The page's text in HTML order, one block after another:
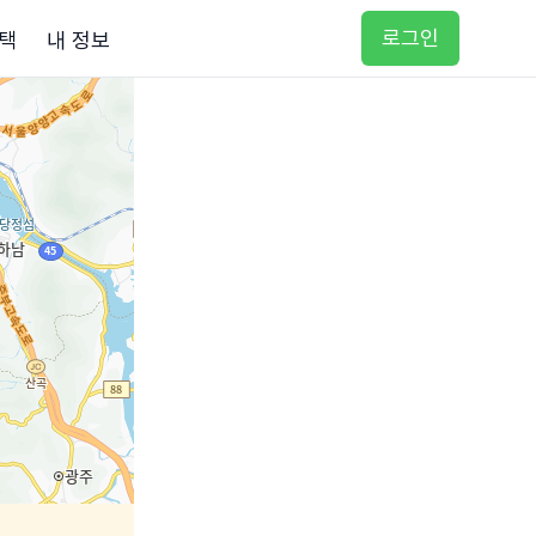
내 정보 로그인